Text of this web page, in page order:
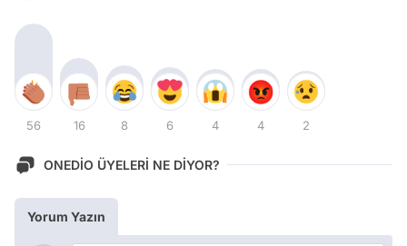
56 16 8 6 4 4 2
ONEDİO ÜYELERİ NE DİYOR?
Yorum Yazın